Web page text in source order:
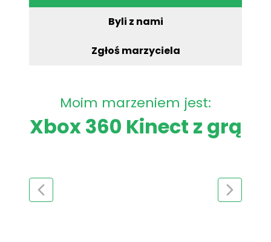
Byli z nami
Zgłoś marzyciela
Moim marzeniem jest:
Xbox 360 Kinect z grą